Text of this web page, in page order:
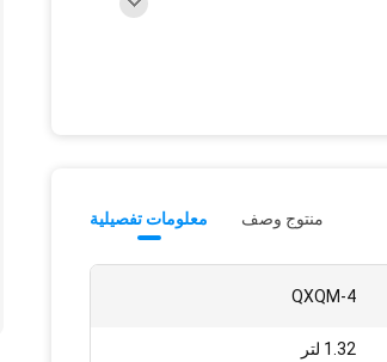
معلومات تفصيلية منتوج وصف
QXQM-4
1.32 لتر